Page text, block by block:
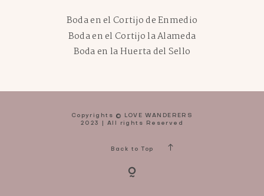
Boda en el Cortijo de Enmedio
Boda en el Cortijo la Alameda
Boda en la Huerta del Sello
Copyrights © LOVE WANDERERS
2023 | All rights Reserved
Back to Top